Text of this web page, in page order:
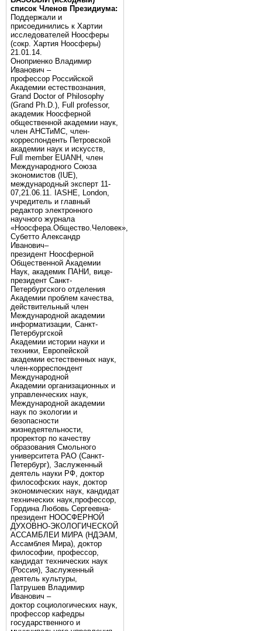
список Членов Президиума:
Поддержали и
присоединились к Хартии
исследователей Ноосферы
(сокр. Хартия Ноосферы)
21.01.14.
Оноприенко Владимир
Иванович –
профессор Российской
Академии естествознания,
Grand Doctor of Philosophy
(Grand Ph.D.), Full professor,
академик Ноосферной
общественной академии наук,
член АНСТиМС, член-
корреспонденть Петровской
академии наук и искусств,
Full member EUANH, член
Международного Союза
экономистов (IUE),
международный эксперт 11-
07,21.06.11. IASHE, London,
учредитель и главный
редактор электронного
научного журнала
«Ноосфера.Общество.Человек»,
Субетто Александр
Иванович–
президент Ноосферной
Общественной Академии
Наук, академик ПАНИ, вице-
президент Санкт-
Петербургского отделения
Академии проблем качества,
действительный член
Международной академии
информатизации, Санкт-
Петербургской
Академии истории науки и
техники, Европейской
академии естественных наук,
член-корреспондент
Международной
Академии организационных и
управленческих наук,
Международной академии
наук по экологии и
безопасности
жизнедеятельности,
проректор по качеству
образования Смольного
университета РАО (Санкт-
Петербург), Заслуженный
деятель науки РФ, доктор
философских наук, доктор
экономических наук, кандидат
технических наук,профессор,
Гордина Любовь Сергеевна-
президент НООСФЕРНОЙ
ДУХОВНО-ЭКОЛОГИЧЕСКОЙ
АССАМБЛЕИ МИРА (НДЭАМ,
Ассамблея Мира), доктор
философии, профессор,
кандидат технических наук
(Россия), Заслуженный
деятель культуры,
Патрушев Владимир
Иванович –
доктор социологических наук,
профессор кафедры
государственного и